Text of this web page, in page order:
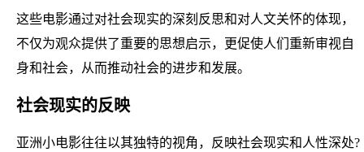
这些电影通过对社会现实的深刻反思和对人文关怀的体现，
不仅为观众提供了重要的思想启示，更促使人们重新审视自
身和社会，从而推动社会的进步和发展。
社会现实的反映
亚洲小电影往往以其独特的视角，反映社会现实和人性深处?